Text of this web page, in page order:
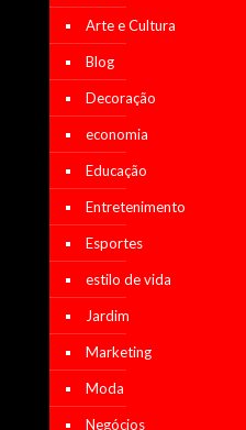
Arte e Cultura
Blog
Decoração
economia
Educação
Entretenimento
Esportes
estilo de vida
Jardim
Marketing
Moda
Negócios